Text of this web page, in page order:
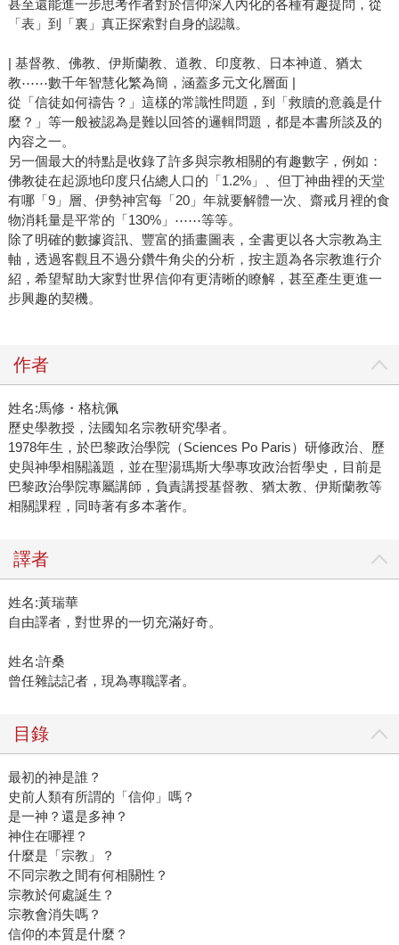
甚至還能進一步思考作者對於信仰深入內化的各種有趣提問，從
「表」到「裏」真正探索對自身的認識。
| 基督教、佛教、伊斯蘭教、道教、印度教、日本神道、猶太
教⋯⋯數千年智慧化繁為簡，涵蓋多元文化層面 |
從「信徒如何禱告？」這樣的常識性問題，到「救贖的意義是什
麼？」等一般被認為是難以回答的邏輯問題，都是本書所談及的
內容之一。
另一個最大的特點是收錄了許多與宗教相關的有趣數字，例如：
佛教徒在起源地印度只佔總人口的「1.2%」、但丁神曲裡的天堂
有哪「9」層、伊勢神宮每「20」年就要解體一次、齋戒月裡的食
物消耗量是平常的「130%」⋯⋯等等。
除了明確的數據資訊、豐富的插畫圖表，全書更以各大宗教為主
軸，透過客觀且不過分鑽牛角尖的分析，按主題為各宗教進行介
紹，希望幫助大家對世界信仰有更清晰的瞭解，甚至產生更進一
步興趣的契機。
作者
姓名:馬修・格杭佩
歷史學教授，法國知名宗教研究學者。
1978年生，於巴黎政治學院（Sciences Po Paris）研修政治、歷
史與神學相關議題，並在聖湯瑪斯大學專攻政治哲學史，目前是
巴黎政治學院專屬講師，負責講授基督教、猶太教、伊斯蘭教等
相關課程，同時著有多本著作。
譯者
姓名:黃瑞華
自由譯者，對世界的一切充滿好奇。
姓名:許桑
曾任雜誌記者，現為專職譯者。
目錄
最初的神是誰？
史前人類有所謂的「信仰」嗎？
是一神？還是多神？
神住在哪裡？
什麼是「宗教」？
不同宗教之間有何相關性？
宗教於何處誕生？
宗教會消失嗎？
信仰的本質是什麼？